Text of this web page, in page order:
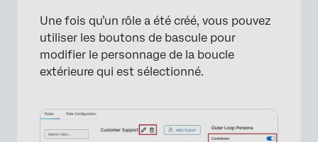
Une fois qu’un rôle a été créé, vous pouvez
utiliser les boutons de bascule pour
modifier le personnage de la boucle
extérieure qui est sélectionné.